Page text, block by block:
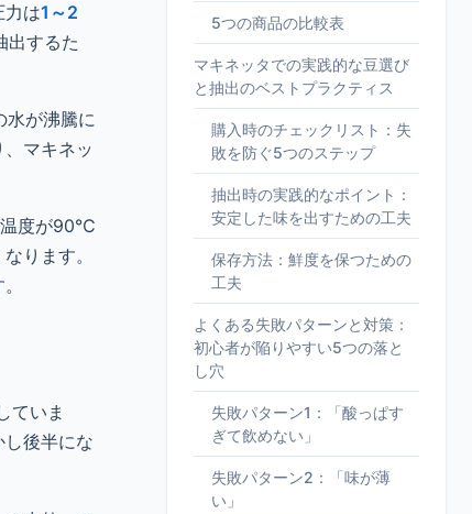
力は1～2
出するた
水が沸騰に
マキネッ
温度が90℃
ります。
ていま
後半にな
5つの商品の比較表
マキネッタでの実践的な豆選び
と抽出のベストプラクティス
購入時のチェックリスト：失
敗を防ぐ5つのステップ
抽出時の実践的なポイント：
安定した味を出すための工夫
保存方法：鮮度を保つための
工夫
よくある失敗パターンと対策：
初心者が陥りやすい5つの落と
し穴
失敗パターン1：「酸っぱす
ぎて飲めない」
失敗パターン2：「味が薄
い」